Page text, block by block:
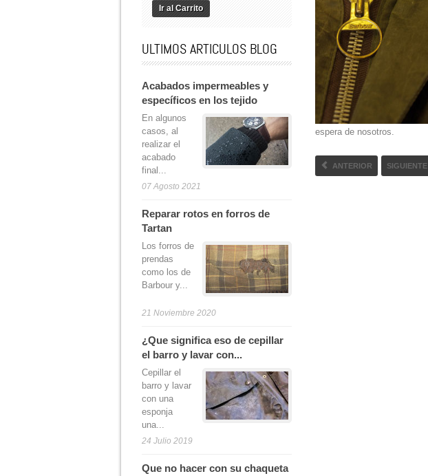
espera de nosotros.
ANTERIOR SIGUIENTE
Ir al Carrito
ULTIMOS ARTICULOS BLOG
Acabados impermeables y
específicos en los tejido
En algunos
casos, al
realizar el
acabado
final...
07 Agosto 2021
Reparar rotos en forros de
Tartan
Los forros de
prendas
como los de
Barbour y...
21 Noviembre 2020
¿Que significa eso de cepillar
el barro y lavar con...
Cepillar el
barro y lavar
con una
esponja
una...
24 Julio 2019
Que no hacer con su chaqueta